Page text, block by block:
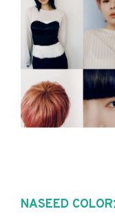
NASEED